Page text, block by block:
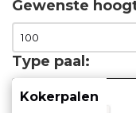
Gewenste
Type paal
Kokerpalen